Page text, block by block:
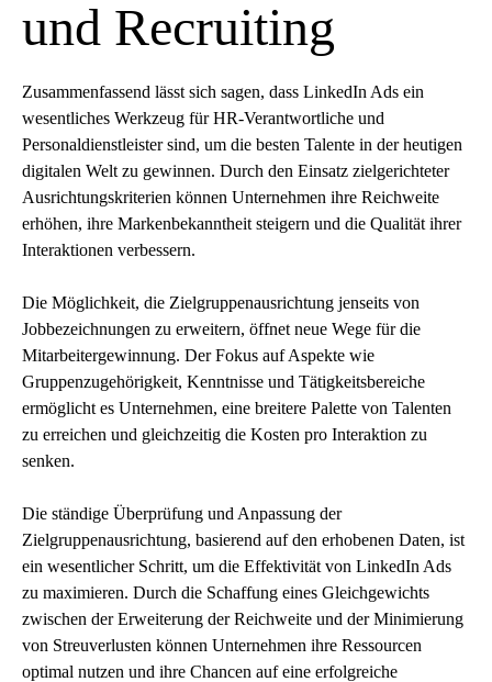
und Recruiting
Zusammenfassend lässt sich sagen, dass LinkedIn Ads ein
wesentliches Werkzeug für HR-Verantwortliche und
Personaldienstleister sind, um die besten Talente in der heutigen
digitalen Welt zu gewinnen. Durch den Einsatz zielgerichteter
Ausrichtungskriterien können Unternehmen ihre Reichweite
erhöhen, ihre Markenbekanntheit steigern und die Qualität ihrer
Interaktionen verbessern.
Die Möglichkeit, die Zielgruppenausrichtung jenseits von
Jobbezeichnungen zu erweitern, öffnet neue Wege für die
Mitarbeitergewinnung. Der Fokus auf Aspekte wie
Gruppenzugehörigkeit, Kenntnisse und Tätigkeitsbereiche
ermöglicht es Unternehmen, eine breitere Palette von Talenten
zu erreichen und gleichzeitig die Kosten pro Interaktion zu
senken.
Die ständige Überprüfung und Anpassung der
Zielgruppenausrichtung, basierend auf den erhobenen Daten, ist
ein wesentlicher Schritt, um die Effektivität von LinkedIn Ads
zu maximieren. Durch die Schaffung eines Gleichgewichts
zwischen der Erweiterung der Reichweite und der Minimierung
von Streuverlusten können Unternehmen ihre Ressourcen
optimal nutzen und ihre Chancen auf eine erfolgreiche